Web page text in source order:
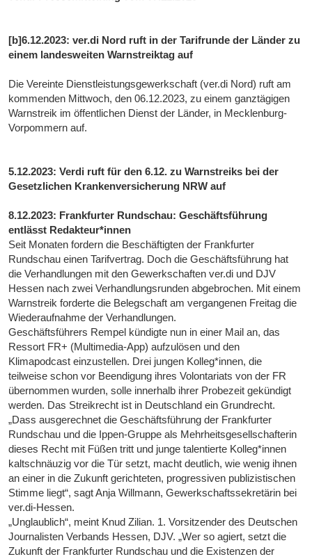
[b]6.12.2023: ver.di Nord ruft in der Tarifrunde der Länder zu
einem landesweiten Warnstreiktag auf
Die Vereinte Dienstleistungsgewerkschaft (ver.di Nord) ruft am
kommenden Mittwoch, den 06.12.2023, zu einem ganztägigen
Warnstreik im öffentlichen Dienst der Länder, in Mecklenburg-
Vorpommern auf.
5.12.2023: Verdi ruft für den 6.12. zu Warnstreiks bei der
Gesetzlichen Krankenversicherung NRW auf
8.12.2023: Frankfurter Rundschau: Geschäftsführung
entlässt Redakteur*innen
Seit Monaten fordern die Beschäftigten der Frankfurter
Rundschau einen Tarifvertrag. Doch die Geschäftsführung hat
die Verhandlungen mit den Gewerkschaften ver.di und DJV
Hessen nach zwei Verhandlungsrunden abgebrochen. Mit einem
Warnstreik forderte die Belegschaft am vergangenen Freitag die
Wiederaufnahme der Verhandlungen.
Geschäftsführers Rempel kündigte nun in einer Mail an, das
Ressort FR+ (Multimedia-App) aufzulösen und den
Klimapodcast einzustellen. Drei jungen Kolleg*innen, die
teilweise schon vor Beendigung ihres Volontariats von der FR
übernommen wurden, solle innerhalb ihrer Probezeit gekündigt
werden. Das Streikrecht ist in Deutschland ein Grundrecht.
„Dass ausgerechnet die Geschäftsführung der Frankfurter
Rundschau und die Ippen-Gruppe als Mehrheitsgesellschafterin
dieses Recht mit Füßen tritt und junge talentierte Kolleg*innen
kaltschnäuzig vor die Tür setzt, macht deutlich, wie wenig ihnen
an einer in die Zukunft gerichteten, progressiven publizistischen
Stimme liegt“, sagt Anja Willmann, Gewerkschaftssekretärin bei
ver.di-Hessen.
„Unglaublich“, meint Knud Zilian. 1. Vorsitzender des Deutschen
Journalisten Verbands Hessen, DJV. „Wer so agiert, setzt die
Zukunft der Frankfurter Rundschau und die Existenzen der